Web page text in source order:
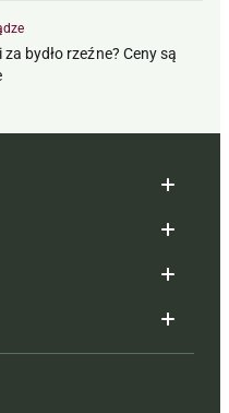
bydło rzeźne? Ceny są